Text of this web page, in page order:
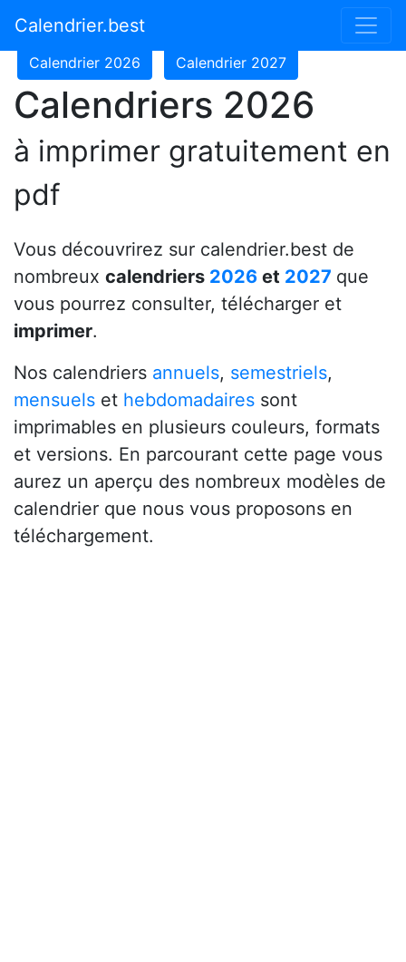
Calendrier.best
Calendrier 2024
Calendrier 2026 Calendrier 2027
Calendriers 2026
à imprimer gratuitement en
pdf
Vous découvrirez sur calendrier.best de
nombreux calendriers 2026 et 2027 que
vous pourrez consulter, télécharger et
imprimer.
Nos calendriers annuels, semestriels,
mensuels et hebdomadaires sont
imprimables en plusieurs couleurs, formats
et versions. En parcourant cette page vous
aurez un aperçu des nombreux modèles de
calendrier que nous vous proposons en
téléchargement.